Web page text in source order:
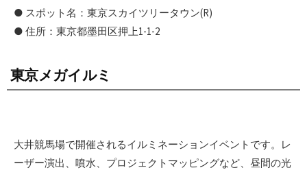
● スポット名：東京スカイツリータウン(R)
● 住所：東京都墨田区押上1-1-2
東京メガイルミ
大井競馬場で開催されるイルミネーションイベントです。レ
ーザー演出、噴水、プロジェクトマッピングなど、昼間の光